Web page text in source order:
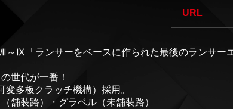
URL
Ⅸ「ランサーをベースに作られた最後のランサー
世代が一番！
多板クラッチ機構）採用。
舗装路）・グラベル（未舗装路）